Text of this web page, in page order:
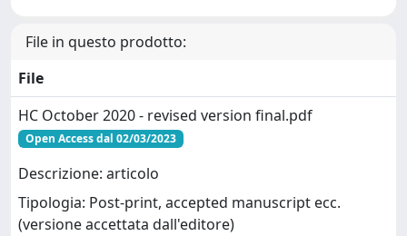
File in questo prodotto:
File
HC October 2020 - revised version final.pdf
Open Access dal 02/03/2023
Descrizione: articolo
Tipologia: Post-print, accepted manuscript ecc.
(versione accettata dall'editore)